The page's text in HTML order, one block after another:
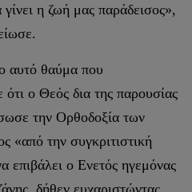
η ζωή μας παράδεισος»,
αυτό θαύμα που
ο Θεός δια της παρουσίας
την Ορθοδοξία των
«από την συγκριτιστική
επιβάλει ο Ενετός ηγεμόνας
δήθεν ευχαριστώντας